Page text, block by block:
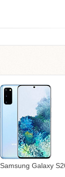
Samsung Galaxy